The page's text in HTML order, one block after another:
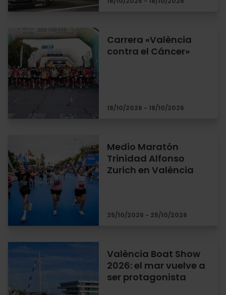
Carrera «València
contra el Cáncer»
18/10/2026 - 18/10/2026
Medio Maratón
Trinidad Alfonso
Zurich en València
25/10/2026 - 25/10/2026
València Boat Show
2026: el mar vuelve a
ser protagonista